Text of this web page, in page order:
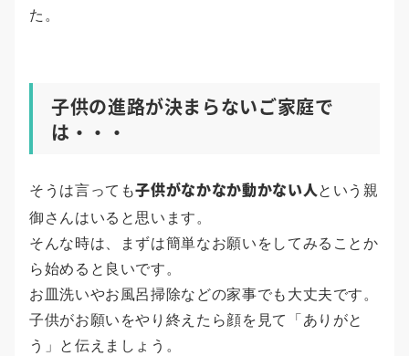
た。
子供の進路が決まらないご家庭で
は・・・
そうは言っても子供がなかなか動かない人という親
御さんはいると思います。
そんな時は、まずは簡単なお願いをしてみることか
ら始めると良いです。
お皿洗いやお風呂掃除などの家事でも大丈夫です。
子供がお願いをやり終えたら顔を見て「ありがと
う」と伝えましょう。